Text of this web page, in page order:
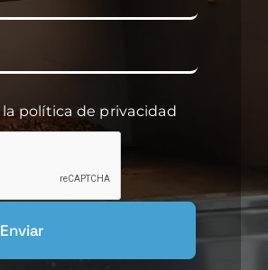
política de privacidad
Enviar